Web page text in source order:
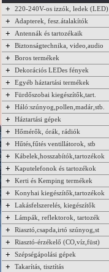
+ 220-240V-os izzók, ledek (LED)
+ Adapterek, fesz.átalakítók
+ Antennák és tartozékaik
+ Biztonságtechnika, video,audio
+ Boros termékek
+ Dekorációs LEDes fények
+ Egyéb háztartási termékek
+ Fürdőszobai kiegészítők,tart.
+ Háló:szúnyog,pollen,madár,stb.
+ Háztartási gépek
+ Hőmérők, órák, rádiók
+ Hűtés,fűtés ventillátorok, stb
+ Kábelek,hosszabítók,tartozékok
+ Kaputelefonok és tartozékok
+ Kerti és Kemping termékek
+ Konyhai kiegészítők,tartozékok
+ Lakásfelszerelés, kiegészítők
+ Lámpák, reflektorok, tartozék
+ Riasztó,csapda,irtó szúnyog,st
+ Riasztó-érzékelő (CO,víz,füst)
+ Szépségápolási gépek
+ Takarítás, tisztítás